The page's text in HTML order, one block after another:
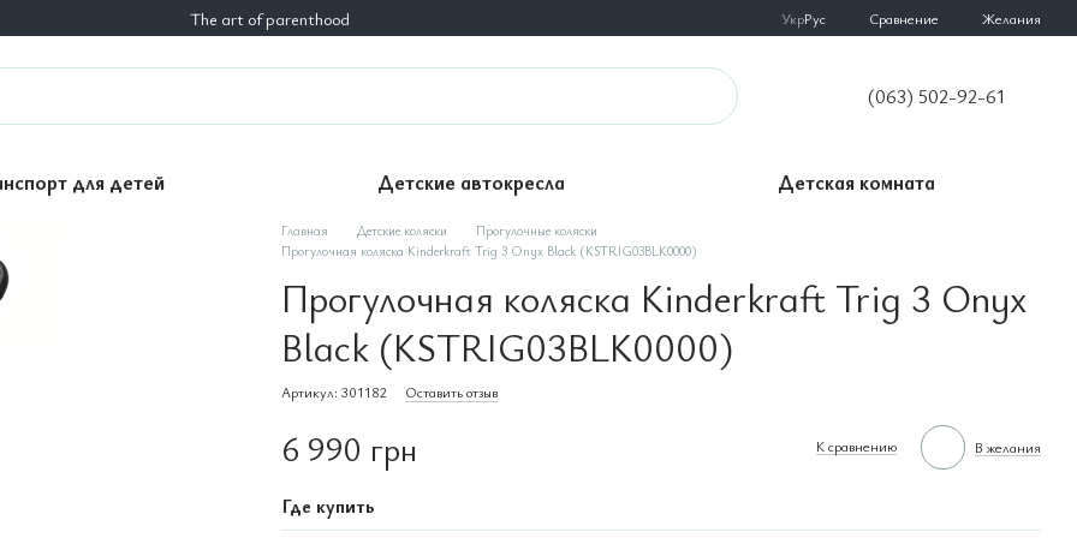
The art of parenthood УкрРус Сравнение Желания
(063) 502-92-61
для детей Детские автокресла Детская комната
Главная Детские коляски
Прогулочные коляски
Прогулочная коляска Kinderkraft Trig 3 Onyx Black (KSTRIG03BLK0000)
Прогулочная коляска Kinderkraft Trig 3 Onyx
Black (KSTRIG03BLK0000)
Артикул: 301182 Оставить отзыв
6 990 грн К сравнению В желания
Где купить